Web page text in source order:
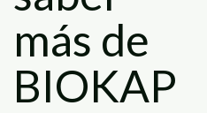
más de
BIOKAP